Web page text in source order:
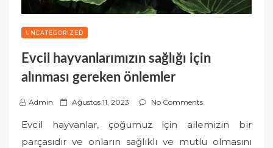
UNCATEGORIZED
Evcil hayvanlarımızın sağlığı için
alınması gereken önlemler
Admin
P
s
Ağustos 11, 2023 No Comments
Evcil hayvanlar, çoğumuz için ailemizin bir
parçasıdır ve onların sağlıklı ve mutlu olmasını